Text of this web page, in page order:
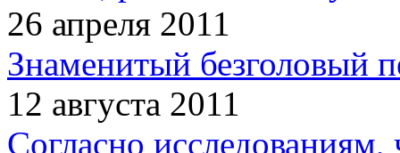
26 апреля 2011
Знаменитый безголовый
12 августа 2011
Согласно исследованиям,